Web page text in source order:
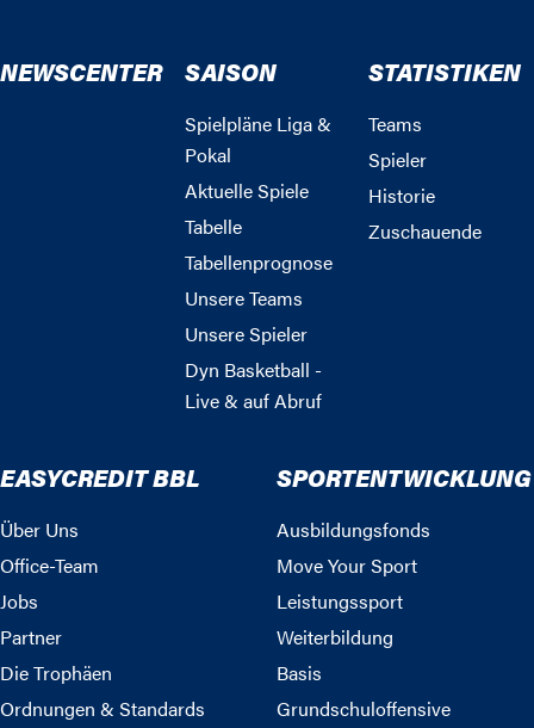
NEWSCENTER SAISON
Spielpläne Liga &
Pokal
Aktuelle Spiele
Tabelle
Tabellenprognose
Unsere Teams
Unsere Spieler
Dyn Basketball -
Live & auf Abruf
STATISTIKEN
Teams
Spieler
Historie
Zuschauende
EASYCREDIT BBL
Über Uns
Office-Team
Jobs
Partner
Die Trophäen
Ordnungen & Standards
SPORTENTWICKLUNG
Ausbildungsfonds
Move Your Sport
Leistungssport
Weiterbildung
Basis
Grundschuloffensive